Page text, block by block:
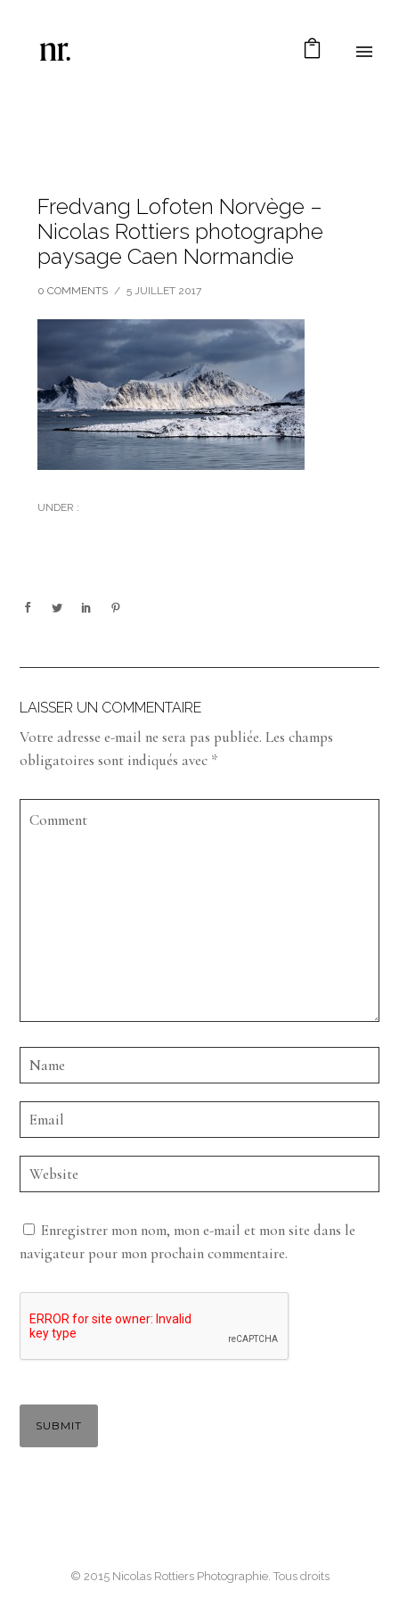
Fredvang Lofoten Norvège –
Nicolas Rottiers photographe
paysage Caen Normandie
0 COMMENTS / 5 JUILLET 2017
UNDER :
LAISSER UN COMMENTAIRE
Votre adresse e-mail ne sera pas publiée. Les champs
obligatoires sont indiqués avec *
Enregistrer mon nom, mon e-mail et mon site dans le
navigateur pour mon prochain commentaire.
© 2015 Nicolas Rottiers Photographie. Tous droits